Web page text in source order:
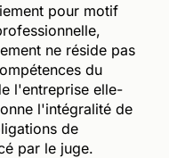
pour motif
ne réside pas
du
l'entreprise elle-
l'intégralité de
de
par le juge.